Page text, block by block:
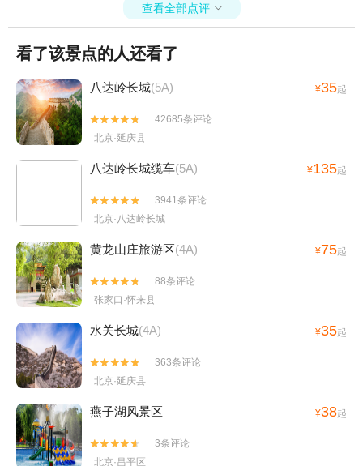
查看全部点评 
看了该景点的人还看了
八达岭长城(5A) ¥35起


42685条评论
北京·延庆县
八达岭长城缆车(5A) ¥135起


3941条评论
北京·八达岭长城
黄龙山庄旅游区(4A) ¥75起


88条评论
张家口·怀来县
水关长城(4A) ¥35起


363条评论
北京·延庆县
燕子湖风景区 ¥38起


3条评论
北京·昌平区